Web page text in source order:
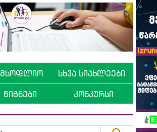
მსოფლიო სხვა სიახლეები
წიგნები კონკურსი